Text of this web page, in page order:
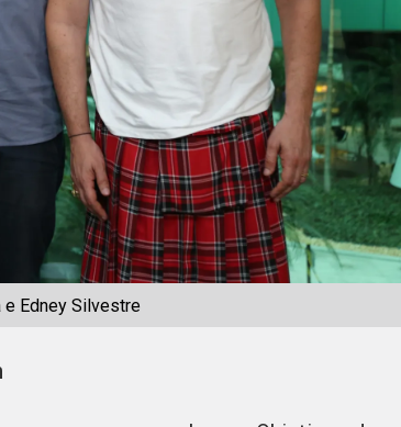
e Edney Silvestre